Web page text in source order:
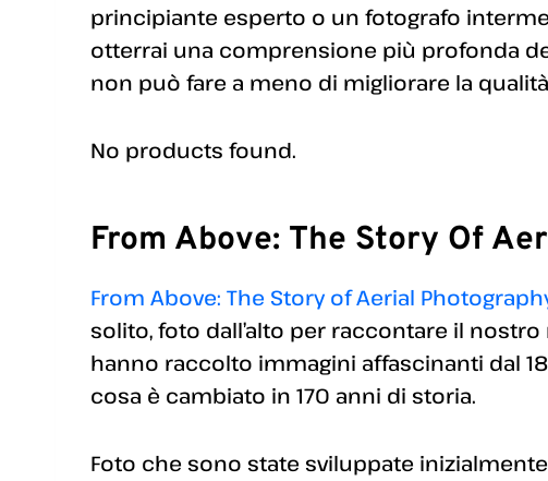
principiante esperto o un fotografo
otterrai una comprensione più profonda
non può fare a meno di migliorare la
No products found.
From Above: The Story Of
From Above: The Story of Aerial
solito, foto dall’alto per raccontare il
hanno raccolto immagini affascinanti dal
cosa è cambiato in 170 anni di storia.
Foto che sono state sviluppate